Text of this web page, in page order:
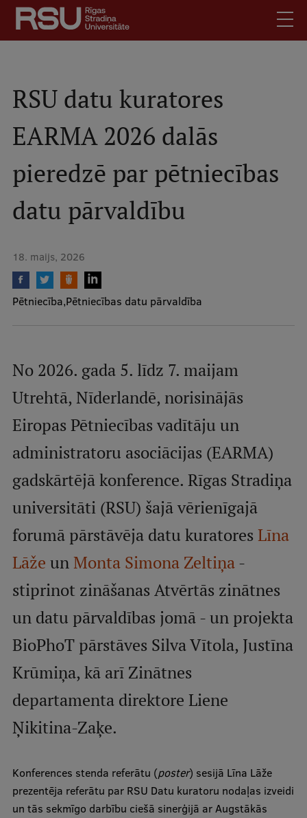
Pārlekt
galveno
saturu
augšējā
izvēlne
Studentiem
Absolventiem
Darba devējiem
Kontakti
Vakances
izvēlne
Pamatstudiju programmas
Maģistra studiju programmas
Doktorantūra
Rezidentūra
Uzņemšana
Praktiska informācija
Par RSU
Studentu dzīve
Studiju norises vietas
Fakultātes
Mūsu cilvēki
Vēsture un tradīcijas
RSU datu kuratores
EARMA 2026 dalās
pieredzē par pētniecības
datu pārvaldību
18. maijs, 2026
Pētniecība Pētniecības datu pārvaldība
No 2026. gada 5. līdz 7. maijam
Utrehtā, Nīderlandē, norisinājās
Eiropas Pētniecības vadītāju un
administratoru asociācijas (EARMA)
gadskārtējā konference. Rīgas Stradiņa
universitāti (RSU) šajā vērienīgajā
forumā pārstāvēja datu kuratores Līna
Lāže unMonta Simona Zeltiņa-
stiprinot zināšanas Atvērtās zinātnes
un datu pārvaldības jomā - un projekta
BioPhoT pārstāves Silva Vītola, Justīna
Krūmiņa, kā arī Zinātnes
departamenta direktore Liene
Ņikitina-Zaķe.
Konferences stenda referātu (poster) sesijā Līna Lāže
prezentēja referātu par RSU Datu kuratoru nodaļas izveidi
un tās sekmīgo darbību ciešā sinerģijā ar Augstākās